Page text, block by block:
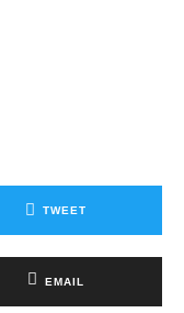
TWEET
EMAIL